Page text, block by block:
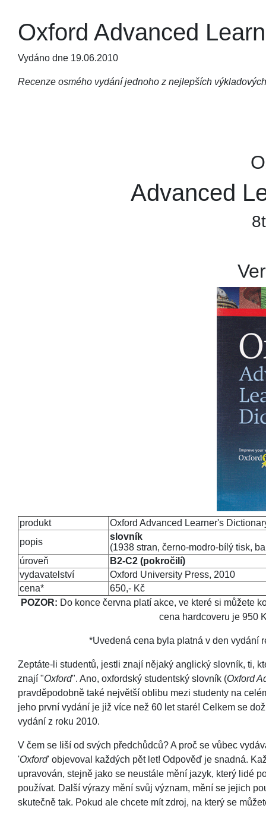
Oxford Advanced
Vydáno dne 19.06.2010
Recenze osmého vydání jednoho z nejlepších
Advanced
produkt
Oxford Advanced Learner's
popis
slovník
(1938 stran, černo-modro-bílý tisk,
úroveň
B2-C2 (pokročilí)
vydavatelství
Oxford University Press, 2010
cena*
650,- Kč
POZOR: Do konce června platí akce, ve které si můžete
cena hardcoveru je 950
*Uvedená cena byla platná v den vydání
Zeptáte-li studentů, jestli znají nějaký anglický slovník, ti,
znají "Oxford". Ano, oxfordský studentský slovník (Oxford
pravděpodobně také největší oblibu mezi studenty na
jeho první vydání je již více než 60 let staré! Celkem se
vydání z roku 2010.
V čem se liší od svých předchůdců? A proč se vůbec
'Oxford' objevoval každých pět let! Odpověď je snadná.
upravován, stejně jako se neustále mění jazyk, který lidé
používat. Další výrazy mění svůj význam, mění se jejich
skutečně tak. Pokud ale chcete mít zdroj, na který se